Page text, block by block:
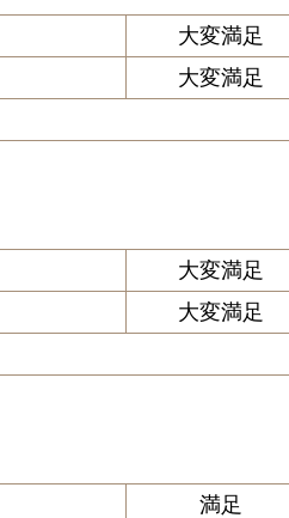
大変満足
大変満足
大変満足
大変満足
満足